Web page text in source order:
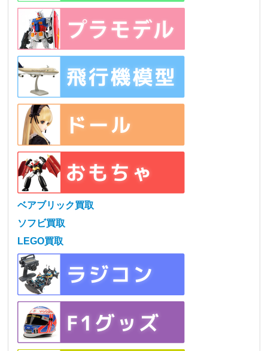
ベアブリック買取
ソフビ買取
LEGO買取